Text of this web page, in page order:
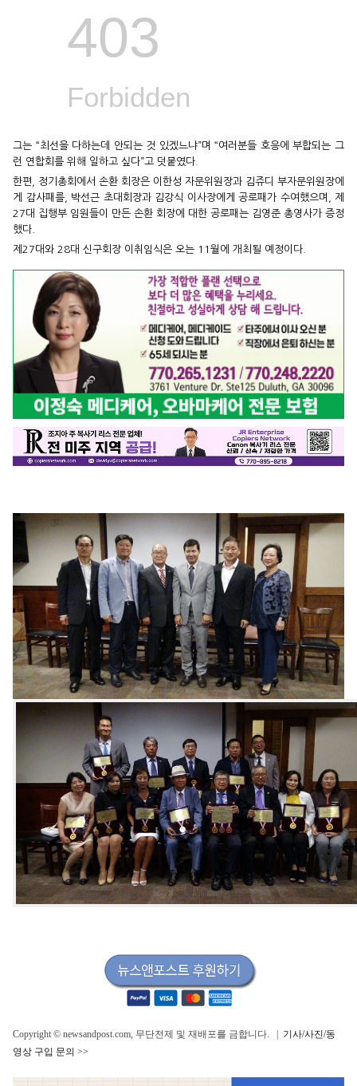
그는 “최선을 다하는데 안되는 것 있겠느냐”며 “여러분들 호응에 부합되는 그
런 연합회를 위해 일하고 싶다”고 덧붙였다.
한편, 정기총회에서 손환 회장은 이한성 자문위원장과 김쥬디 부자문위원장에
게 감사패를, 박선근 초대회장과 김강식 이사장에게 공로패가 수여했으며, 제
27대 집행부 임원들이 만든 손환 회장에 대한 공로패는 김영준 총영사가 증정
했다.
제27대와 28대 신구회장 이취임식은 오는 11월에 개최될 예정이다.
Copyright © newsandpost.com, 무단전제 및 재배포를 금합니다. | 기사/사진/동
영상 구입 문의 >>